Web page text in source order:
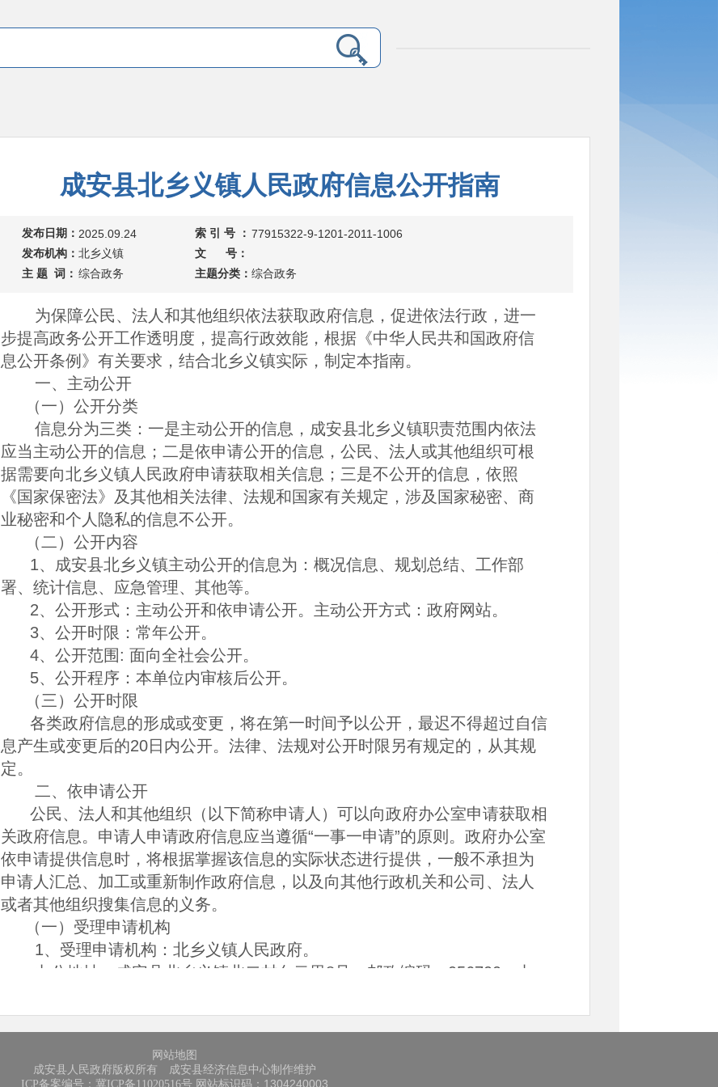
成安县北乡义镇人民政府信息公开指南
发布日期： 2025.09.24 索 引 号 ： 77915322-9-1201-2011-1006
发布机构： 北乡义镇
文 号：
主 题 词： 综合政务 主题分类： 综合政务
为保障公民、法人和其他组织依法获取政府信息，促进依法行政，进一
步提高政务公开工作透明度，提高行政效能，根据《中华人民共和国政府信
息公开条例》有关要求，结合北乡义镇实际，制定本指南。
一、主动公开
（一）公开分类
信息分为三类：一是主动公开的信息，成安县北乡义镇职责范围内依法
应当主动公开的信息；二是依申请公开的信息，公民、法人或其他组织可根
据需要向北乡义镇人民政府申请获取相关信息；三是不公开的信息，依照
《国家保密法》及其他相关法律、法规和国家有关规定，涉及国家秘密、商
业秘密和个人隐私的信息不公开。
（二）公开内容
1、成安县北乡义镇主动公开的信息为：概况信息、规划总结、工作部
署、统计信息、应急管理、其他等。
2、公开形式：主动公开和依申请公开。主动公开方式：政府网站。
3、公开时限：常年公开。
4、公开范围: 面向全社会公开。
5、公开程序：本单位内审核后公开。
（三）公开时限
各类政府信息的形成或变更，将在第一时间予以公开，最迟不得超过自信
息产生或变更后的20日内公开。法律、法规对公开时限另有规定的，从其规
定。
二、依申请公开
公民、法人和其他组织（以下简称申请人）可以向政府办公室申请获取相
关政府信息。申请人申请政府信息应当遵循“一事一申请”的原则。政府办公室
依申请提供信息时，将根据掌握该信息的实际状态进行提供，一般不承担为
申请人汇总、加工或重新制作政府信息，以及向其他行政机关和公司、法人
或者其他组织搜集信息的义务。
（一）受理申请机构
1、受理申请机构：北乡义镇人民政府。
办公地址：成安县北乡义镇北二村白云里8号；邮政编码：056700；办
0；（夏季时间）周一至周五上午8：30—12：00，下午14：00—17：30；联
2、公开范围
网站地图
成安县人民政府版权所有 成安县经济信息中心制作维护
ICP备案编号：冀ICP备11020516号 网站标识码：1304240003